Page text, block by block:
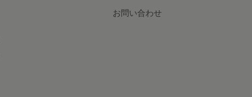
お問い合わせ